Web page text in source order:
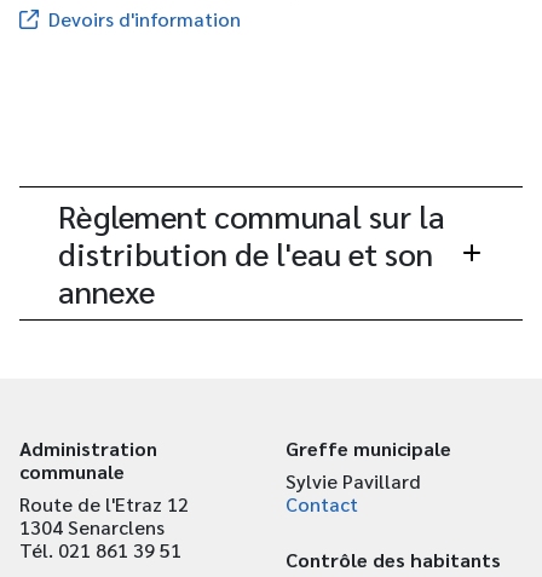
Devoirs d'information
Règlement communal sur la
distribution de l'eau et son
annexe
Administration
communale
Route de l'Etraz 12
1304 Senarclens
Tél. 021 861 39 51
Greffe municipale
Sylvie Pavillard
Contact
Contrôle des habitants